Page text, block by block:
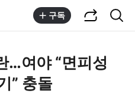
구독
…여야 “면피성
” 충돌